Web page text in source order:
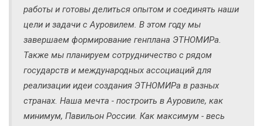
работы и готовы делиться опытом и соединять наши
цели и задачи с Ауровилем. В этом году мы
завершаем формирование генплана ЭТНОМИРа.
Также мы планируем сотрудничество с рядом
государств и международных ассоциаций для
реализации идеи создания ЭТНОМИРа в разных
странах. Наша мечта - построить в Ауровиле, как
минимум, Павильон России. Как максимум - весь